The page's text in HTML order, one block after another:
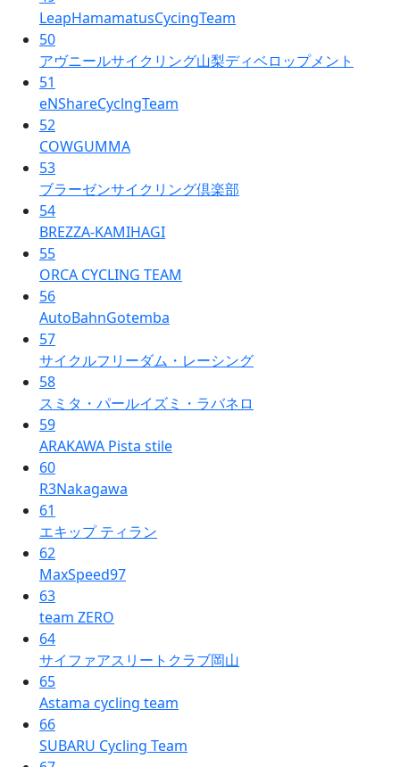
LeapHamamatusCycingTeam
50
アヴニールサイクリング山梨ディベロップメント
51
eNShareCyclngTeam
52
COWGUMMA
53
ブラーゼンサイクリング倶楽部
54
BREZZA-KAMIHAGI
55
ORCA CYCLING TEAM
56
AutoBahnGotemba
57
サイクルフリーダム・レーシング
58
スミタ・パールイズミ・ラバネロ
59
ARAKAWA Pista stile
60
R3Nakagawa
61
エキップ ティラン
62
MaxSpeed97
63
team ZERO
64
サイファアスリートクラブ岡山
65
Astama cycling team
66
SUBARU Cycling Team